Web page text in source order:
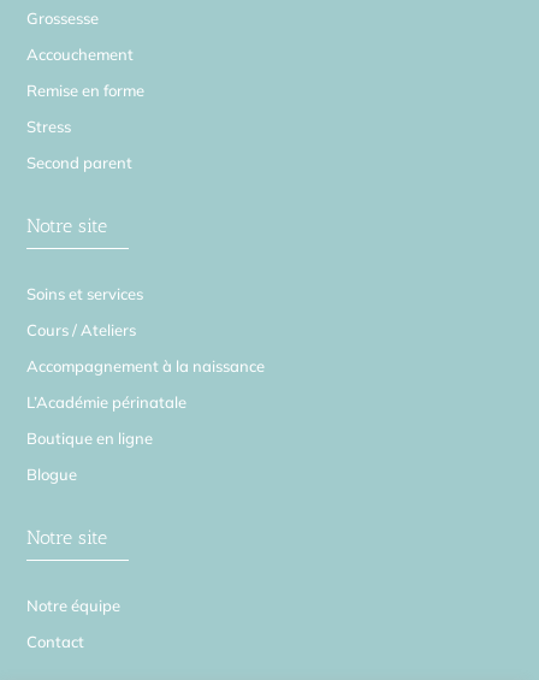
Grossesse
Accouchement
Remise en forme
Stress
Second parent
Notre site
Soins et services
Cours / Ateliers
Accompagnement à la naissance
L’Académie périnatale
Boutique en ligne
Blogue
Notre site
Notre équipe
Contact